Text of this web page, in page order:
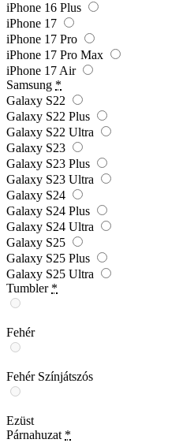
iPhone 16 Plus
iPhone 17
iPhone 17 Pro
iPhone 17 Pro Max
iPhone 17 Air
Samsung *
Galaxy S22
Galaxy S22 Plus
Galaxy S22 Ultra
Galaxy S23
Galaxy S23 Plus
Galaxy S23 Ultra
Galaxy S24
Galaxy S24 Plus
Galaxy S24 Ultra
Galaxy S25
Galaxy S25 Plus
Galaxy S25 Ultra
Tumbler *
Fehér
Fehér Színjátszós
Ezüst
Párnahuzat *